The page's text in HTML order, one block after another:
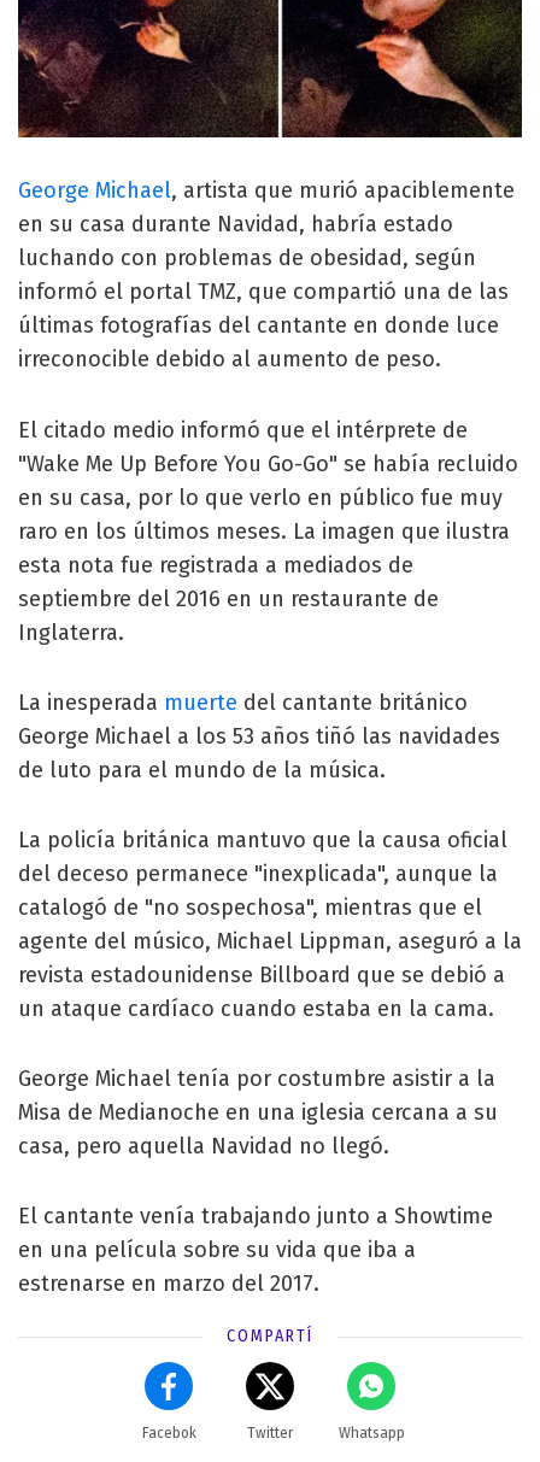
George Michael, artista que murió apaciblemente
en su casa durante Navidad, habría estado
luchando con problemas de obesidad, según
informó el portal TMZ, que compartió una de las
últimas fotografías del cantante en donde luce
irreconocible debido al aumento de peso.
El citado medio informó que el intérprete de
"Wake Me Up Before You Go-Go" se había recluido
en su casa, por lo que verlo en público fue muy
raro en los últimos meses. La imagen que ilustra
esta nota fue registrada a mediados de
septiembre del 2016 en un restaurante de
Inglaterra.
La inesperada muerte del cantante británico
George Michael a los 53 años tiñó las navidades
de luto para el mundo de la música.
La policía británica mantuvo que la causa oficial
del deceso permanece "inexplicada", aunque la
catalogó de "no sospechosa", mientras que el
agente del músico, Michael Lippman, aseguró a la
revista estadounidense Billboard que se debió a
un ataque cardíaco cuando estaba en la cama.
George Michael tenía por costumbre asistir a la
Misa de Medianoche en una iglesia cercana a su
casa, pero aquella Navidad no llegó.
El cantante venía trabajando junto a Showtime
en una película sobre su vida que iba a
estrenarse en marzo del 2017.
COMPARTÍ
Facebok Twitter Whatsapp